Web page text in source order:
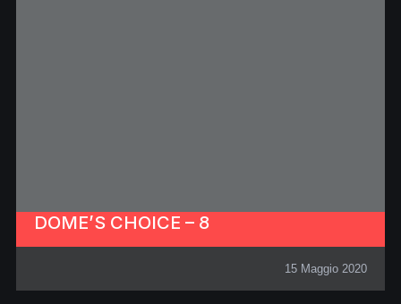
DOME’S CHOICE – 8
15 Maggio 2020